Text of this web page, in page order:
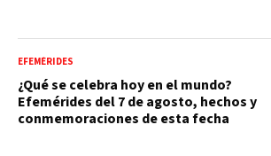
EFEMÉRIDES
¿Qué se celebra hoy en el mundo?
Efemérides del 7 de agosto, hechos y
conmemoraciones de esta fecha